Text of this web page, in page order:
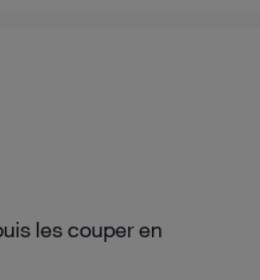
les couper en